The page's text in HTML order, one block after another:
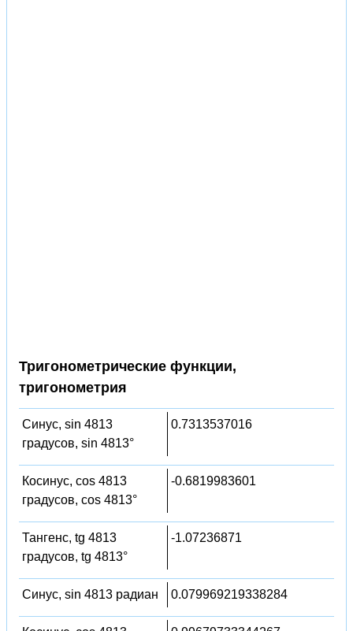
Тригонометрические функции,
тригонометрия
Синус, sin 4813
градусов, sin 4813°
0.7313537016
Косинус, cos 4813
градусов, cos 4813°
-0.6819983601
Тангенс, tg 4813
градусов, tg 4813°
-1.07236871
Синус, sin 4813 радиан 0.079969219338284